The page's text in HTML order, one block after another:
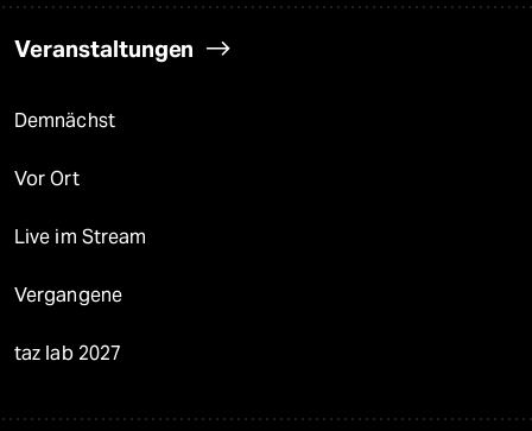
Veranstaltungen
Demnächst
Vor Ort
Live im Stream
Vergangene
taz lab 2027